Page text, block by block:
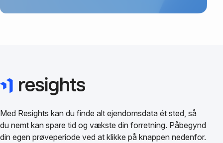
Med Resights kan du finde alt ejendomsdata ét sted, så
du nemt kan spare tid og vækste din forretning. Påbegynd
din egen prøveperiode ved at klikke på knappen nedenfor.